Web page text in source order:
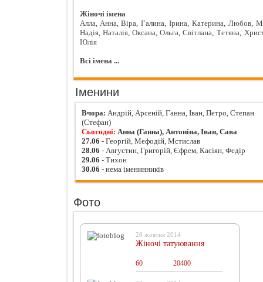
Жіночі імена
Алла, Анна, Віра, Галина, Ірина, Катерина, Любов,
Надія, Наталія, Оксана, Ольга, Світлана, Тетяна,
Юлія
Всі імена ...
Іменини
Вчора: Андрій, Арсеній, Ганна, Іван, Петро, Степан
(Стефан)
Сьогодні: Анна (Ганна), Антоніна, Іван, Сава
27.06 - Георгій, Мефодій, Мстислав
28.06 - Августин, Григорій, Єфрем, Касіян, Федір
29.06 - Тихон
30.06 - нема іменинників
Фото
28 жовтня 2014
Жіночі татуювання
60 20400